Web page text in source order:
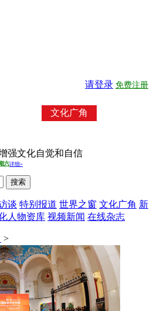
请登录 免费注册
文化广角
强文化自觉和自信
搜索
谈 特别报道 世界之窗 文化广角 新
人物资库 视频新闻 在线杂志
>